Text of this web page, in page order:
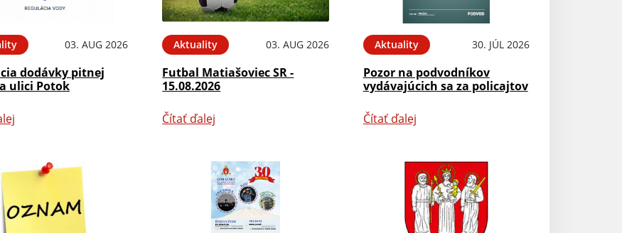
03. AUG 2026
dodávky pitnej
ulici Potok
Aktuality 03. AUG 2026
Futbal Matiašoviec SR -
15.08.2026
Čítať ďalej
Aktuality 30. JÚL 2026
Pozor na podvodníkov
vydávajúcich sa za policajtov
Čítať ďalej